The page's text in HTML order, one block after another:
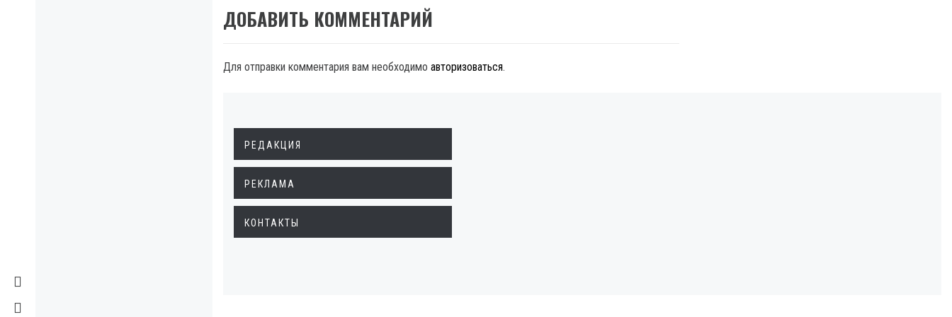
ДОБАВИТЬ КОММЕНТАРИЙ
Для отправки комментария вам необходимо авторизоваться.
РЕДАКЦИЯ
РЕКЛАМА
КОНТАКТЫ